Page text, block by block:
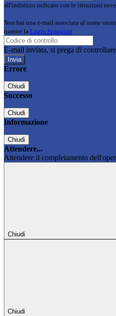
all'indirizzo indicato con le istruzioni
Non hai una e-mail associata al nome
tramite la Login Spaggiari
E-mail inviata, si prega di
Errore
Chiudi
Successo
Chiudi
Informazione
Chiudi
Attendere...
Attendere il completamento
Chiudi
Chiudi